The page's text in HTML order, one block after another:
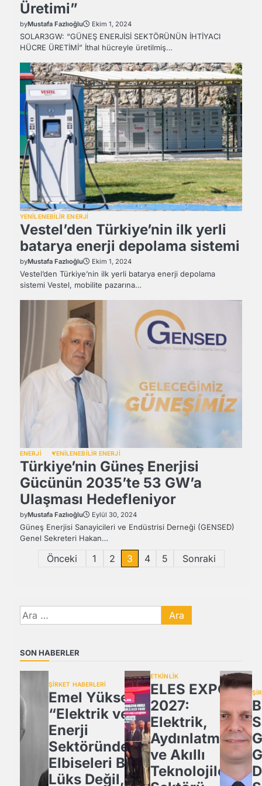
Üretimi”
byMustafa Fazlıoğlu Ekim 1, 2024
SOLAR3GW: “GÜNEŞ ENERJİSİ SEKTÖRÜNÜN İHTİYACI
HÜCRE ÜRETİMİ” İthal hücreyle üretilmiş…
YENİLENEBİLİR ENERJİ
Vestel’den Türkiye’nin ilk yerli
batarya enerji depolama sistemi
byMustafa Fazlıoğlu Ekim 1, 2024
Vestel’den Türkiye’nin ilk yerli batarya enerji depolama
sistemi Vestel, mobilite pazarına…
ENERJİ YENİLENEBİLİR ENERJİ
Türkiye’nin Güneş Enerjisi
Gücünün 2035’te 53 GW’a
Ulaşması Hedefleniyor
byMustafa Fazlıoğlu Eylül 30, 2024
Güneş Enerjisi Sanayicileri ve Endüstrisi Derneği (GENSED)
Genel Sekreteri Hakan…
YazıÖnceki 1 2 3 4 5 Sonraki
Arama:
SON HABERLER
ŞİRKET HABERLERİ
Emel Yüksel:
“Elektrik ve
Enerji
Sektöründe İş
Elbiseleri Bir
Lüks Değil,
ETKİNLİK
ELES EXPO
2027:
Elektrik,
Aydınlatma
ve Akıllı
Teknolojiler